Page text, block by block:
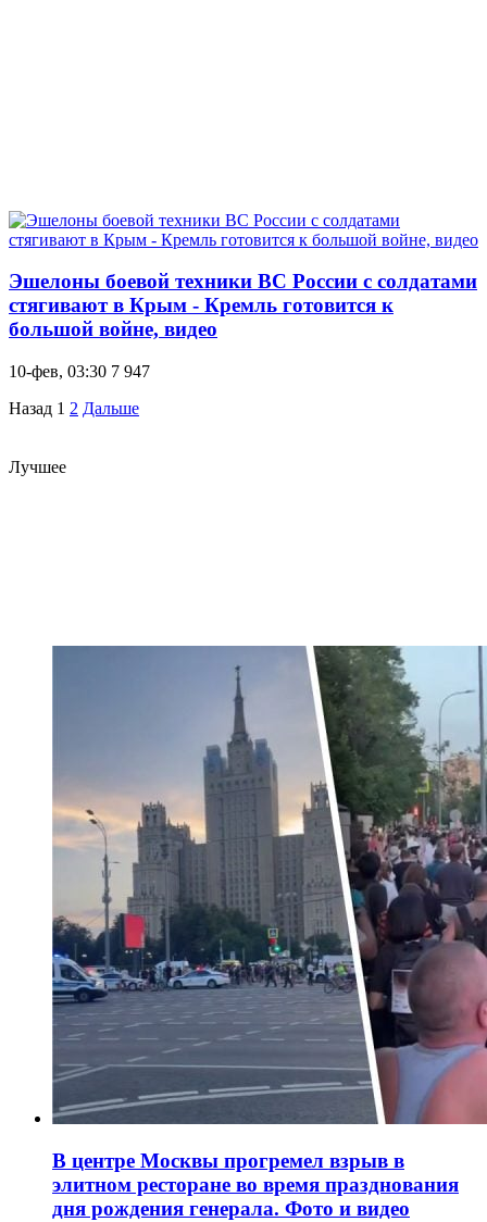
Эшелоны боевой техники ВС России с солдатами
стягивают в Крым - Кремль готовится к
большой войне, видео
10-фев, 03:30 7 947
Назад 1 2 Дальше
Лучшее
В центре Москвы прогремел взрыв в
элитном ресторане во время празднования
дня рождения генерала. Фото и видео